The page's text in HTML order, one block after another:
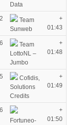
Data
Team
Sunweb
+
01:43
Team
LottoNL –
Jumbo
+
01:48
Cofidis,
Solutions
Credits
+
01:49
Fortuneo-
+
01:50